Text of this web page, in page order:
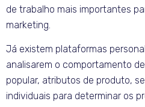
de trabalho mais importantes
marketing.
Já existem plataformas
analisarem o comportamento
popular, atributos de produto,
individuais para determinar os